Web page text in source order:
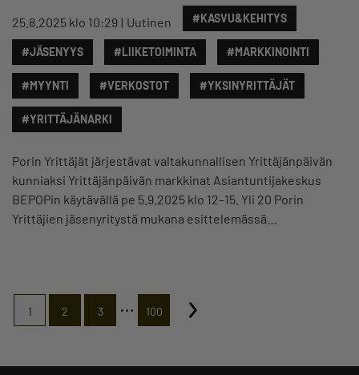
25.8.2025 klo 10:29 Uutinen #KASVU&KEHITYS
#JÄSENYYS #LIIKETOIMINTA #MARKKINOINTI
#MYYNTI #VERKOSTOT #YKSINYRITTÄJÄT
#YRITTÄJÄNARKI
Porin Yrittäjät järjestävat valtakunnallisen Yrittäjänpäivän
kunniaksi Yrittäjänpäivän markkinat Asiantuntijakeskus
BEPOPin käytävällä pe 5.9.2025 klo 12–15. Yli 20 Porin
Yrittäjien jäsenyritystä mukana esittelemässä…
1 2 3 … 100